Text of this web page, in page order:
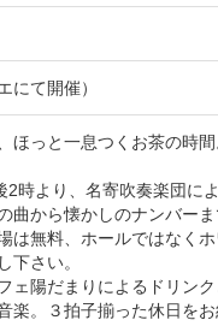
にて開催）
ほっと一息つくお茶の時
時より、名寄吹奏楽団に
曲から懐かしのナンバー
は無料、ホールではなく
下さい。
ェ陽だまりによるドリン
楽。３拍子揃った休日を